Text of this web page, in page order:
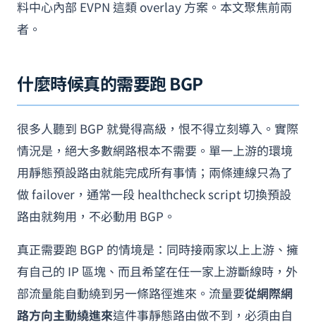
料中心內部 EVPN 這類 overlay 方案。本文聚焦前兩
者。
什麼時候真的需要跑 BGP
很多人聽到 BGP 就覺得高級，恨不得立刻導入。實際
情況是，絕大多數網路根本不需要。單一上游的環境
用靜態預設路由就能完成所有事情；兩條連線只為了
做 failover，通常一段 healthcheck script 切換預設
路由就夠用，不必動用 BGP。
真正需要跑 BGP 的情境是：同時接兩家以上上游、擁
有自己的 IP 區塊、而且希望在任一家上游斷線時，外
部流量能自動繞到另一條路徑進來。流量要從網際網
路方向主動繞進來這件事靜態路由做不到，必須由自